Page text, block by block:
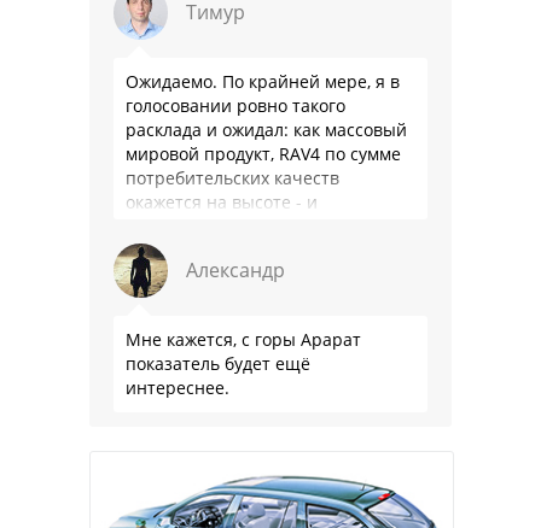
Тимур
Ожидаемо. По крайней мере, я в
голосовании ровно такого
расклада и ожидал: как массовый
мировой продукт, RAV4 по сумме
потребительских качеств
окажется на высоте - и
такое слово …
Александр
Мне кажется, с горы Арарат
показатель будет ещё
интереснее.